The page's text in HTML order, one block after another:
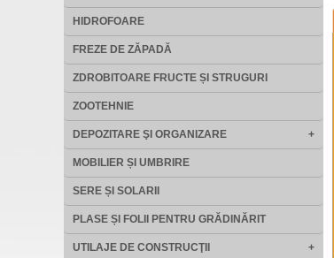
HIDROFOARE
FREZE DE ZĂPADĂ
ZDROBITOARE FRUCTE ȘI STRUGURI
ZOOTEHNIE
DEPOZITARE ŞI ORGANIZARE +
MOBILIER ȘI UMBRIRE
SERE ȘI SOLARII
PLASE ȘI FOLII PENTRU GRĂDINĂRIT
UTILAJE DE CONSTRUCŢII +